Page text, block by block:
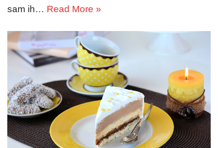
sam ih… Read More »